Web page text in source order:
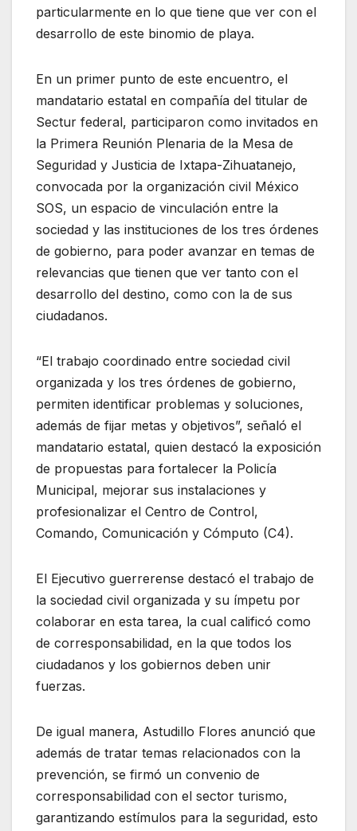
particularmente en lo que tiene que ver con el
desarrollo de este binomio de playa.
En un primer punto de este encuentro, el
mandatario estatal en compañía del titular de
Sectur federal, participaron como invitados en
la Primera Reunión Plenaria de la Mesa de
Seguridad y Justicia de Ixtapa-Zihuatanejo,
convocada por la organización civil México
SOS, un espacio de vinculación entre la
sociedad y las instituciones de los tres órdenes
de gobierno, para poder avanzar en temas de
relevancias que tienen que ver tanto con el
desarrollo del destino, como con la de sus
ciudadanos.
“El trabajo coordinado entre sociedad civil
organizada y los tres órdenes de gobierno,
permiten identificar problemas y soluciones,
además de fijar metas y objetivos”, señaló el
mandatario estatal, quien destacó la exposición
de propuestas para fortalecer la Policía
Municipal, mejorar sus instalaciones y
profesionalizar el Centro de Control,
Comando, Comunicación y Cómputo (C4).
El Ejecutivo guerrerense destacó el trabajo de
la sociedad civil organizada y su ímpetu por
colaborar en esta tarea, la cual calificó como
de corresponsabilidad, en la que todos los
ciudadanos y los gobiernos deben unir
fuerzas.
De igual manera, Astudillo Flores anunció que
además de tratar temas relacionados con la
prevención, se firmó un convenio de
corresponsabilidad con el sector turismo,
garantizando estímulos para la seguridad, esto